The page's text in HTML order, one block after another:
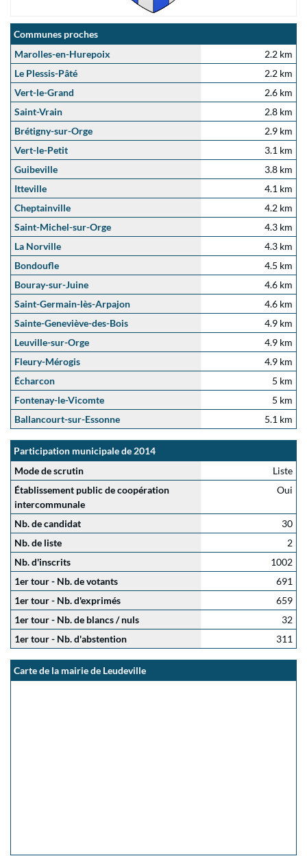
Communes proches
Marolles-en-Hurepoix
2.2 km
Le Plessis-Pâté
2.2 km
Vert-le-Grand
2.6 km
Saint-Vrain
2.8 km
Brétigny-sur-Orge
2.9 km
Vert-le-Petit
3.1 km
Guibeville
3.8 km
Itteville
4.1 km
Cheptainville
4.2 km
Saint-Michel-sur-Orge
4.3 km
La Norville
4.3 km
Bondoufle
4.5 km
Bouray-sur-Juine
4.6 km
Saint-Germain-lès-Arpajon
4.6 km
Sainte-Geneviève-des-Bois
4.9 km
Leuville-sur-Orge
4.9 km
Fleury-Mérogis
4.9 km
Écharcon
5 km
Fontenay-le-Vicomte
5 km
Ballancourt-sur-Essonne
5.1 km
Participation municipale de 2014
Mode de scrutin
Liste
Établissement public de coopération
intercommunale
Oui
Nb. de candidat
30
Nb. de liste
2
Nb. d'inscrits
1002
1er tour - Nb. de votants
691
1er tour - Nb. d'exprimés
659
1er tour - Nb. de blancs / nuls
32
1er tour - Nb. d'abstention
311
Carte de la mairie de Leudeville